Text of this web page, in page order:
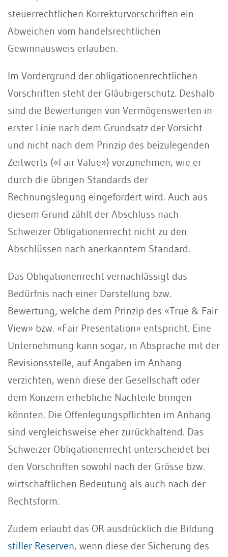
steuerrechtlichen Korrekturvorschriften ein
Abweichen vom handelsrechtlichen
Gewinnausweis erlauben.
Im Vordergrund der obligationenrechtlichen
Vorschriften steht der Gläubigerschutz. Deshalb
sind die Bewertungen von Vermögenswerten in
erster Linie nach dem Grundsatz der Vorsicht
und nicht nach dem Prinzip des beizulegenden
Zeitwerts («Fair Value») vorzunehmen, wie er
durch die übrigen Standards der
Rechnungslegung eingefordert wird. Auch aus
diesem Grund zählt der Abschluss nach
Schweizer Obligationenrecht nicht zu den
Abschlüssen nach anerkanntem Standard.
Das Obligationenrecht vernachlässigt das
Bedürfnis nach einer Darstellung bzw.
Bewertung, welche dem Prinzip des «True & Fair
View» bzw. «Fair Presentation» entspricht. Eine
Unternehmung kann sogar, in Absprache mit der
Revisionsstelle, auf Angaben im Anhang
verzichten, wenn diese der Gesellschaft oder
dem Konzern erhebliche Nachteile bringen
könnten. Die Offenlegungspflichten im Anhang
sind vergleichsweise eher zurückhaltend. Das
Schweizer Obligationenrecht unterscheidet bei
den Vorschriften sowohl nach der Grösse bzw.
wirtschaftlichen Bedeutung als auch nach der
Rechtsform.
Zudem erlaubt das OR ausdrücklich die Bildung
stiller Reserven, wenn diese der Sicherung des